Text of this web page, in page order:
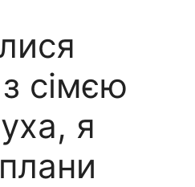
сімєю
я